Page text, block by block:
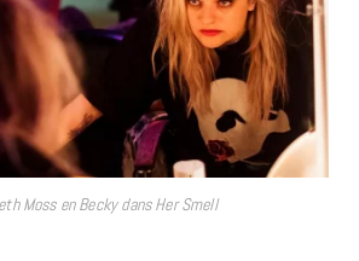
Moss en Becky dans Her Smell